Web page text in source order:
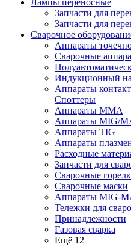
Лампы переносные
Запчасти для
Запчасти для
Сварочное
Аппараты
Сварочные
Индукционный
Аппараты
Споттеры
Аппараты MMA
Аппараты MIG/
Аппараты TIG
Аппараты
Расходные
Запчасти для
Сварочные
Сварочные маски
Аппараты MIG-
Тележки для
Принадлежности
Газовая сварка
Ещё 12